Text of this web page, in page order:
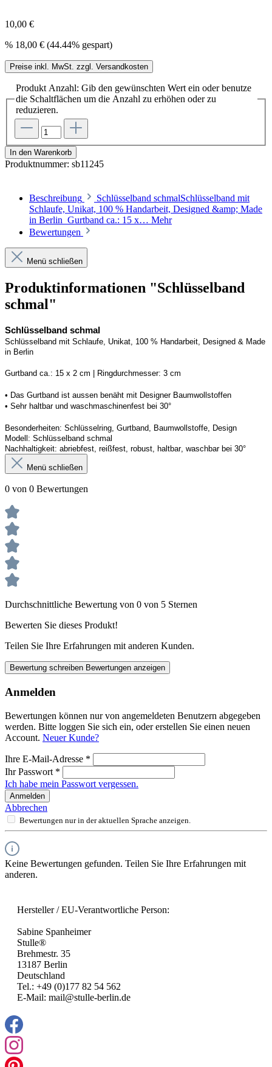
10,00 €
% 18,00 € (44.44% gespart)
Preise inkl. MwSt. zzgl. Versandkosten
Produkt Anzahl: Gib den gewünschten Wert ein oder benutze
die Schaltflächen um die Anzahl zu erhöhen oder zu
reduzieren.
In den Warenkorb
Produktnummer: sb11245
Beschreibung
Schlüsselband schmalSchlüsselband mit
Schlaufe, Unikat, 100 % Handarbeit, Designed &amp; Made
in Berlin Gurtband ca.: 15 x… Mehr
Bewertungen
Menü schließen
Produktinformationen "Schlüsselband
schmal"
Schlüsselband schmal
Schlüsselband mit Schlaufe, Unikat, 100 % Handarbeit, Designed & Made
in Berlin
Gurtband ca.: 15 x 2 cm | Ringdurchmesser: 3 cm
• Das Gurtband ist aussen benäht mit Designer Baumwollstoffen
• Sehr haltbar und waschmaschinenfest bei 30°
Besonderheiten: Schlüsselring, Gurtband, Baumwollstoffe, Design
Modell: Schlüsselband schmal
Nachhaltigkeit: abriebfest, reißfest, robust, haltbar, waschbar bei 30°
Menü schließen
0 von 0 Bewertungen
Durchschnittliche Bewertung von 0 von 5 Sternen
Bewerten Sie dieses Produkt!
Teilen Sie Ihre Erfahrungen mit anderen Kunden.
Bewertung schreiben Bewertungen anzeigen
Anmelden
Bewertungen können nur von angemeldeten Benutzern abgegeben
werden. Bitte loggen Sie sich ein, oder erstellen Sie einen neuen
Account. Neuer Kunde?
Ihre E-Mail-Adresse *
Ihr Passwort *
Ich habe mein Passwort vergessen.
Anmelden
Abbrechen
Bewertungen nur in der aktuellen Sprache anzeigen.
Keine Bewertungen gefunden. Teilen Sie Ihre Erfahrungen mit
anderen.
Hersteller / EU-Verantwortliche Person:
Sabine Spanheimer
Stulle®
Brehmestr. 35
13187 Berlin
Deutschland
Tel.: +49 (0)177 82 54 562
E-Mail: mail@stulle-berlin.de